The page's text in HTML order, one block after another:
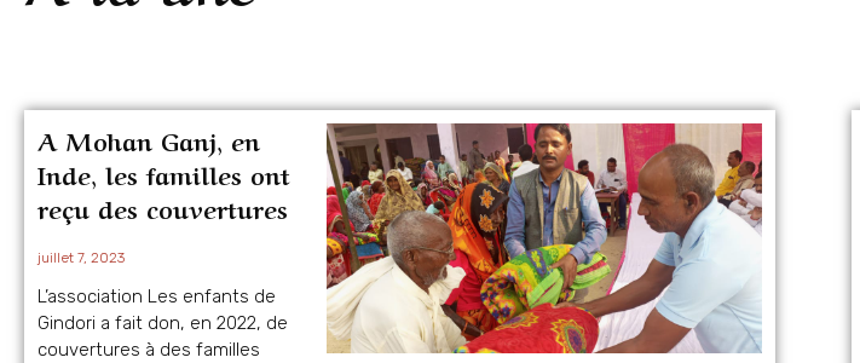
A Mohan Ganj, en
Inde, les familles ont
reçu des couvertures
juillet 7, 2023
L’association Les enfants de
Gindori a fait don, en 2022, de
couvertures à des familles